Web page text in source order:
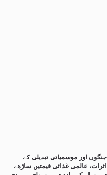
جنگوں اور موسمیاتی تبدیلی کے
اثرات، عالمی غذائی قیمتیں ساڑھے